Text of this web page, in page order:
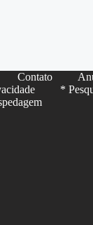
Contato
*